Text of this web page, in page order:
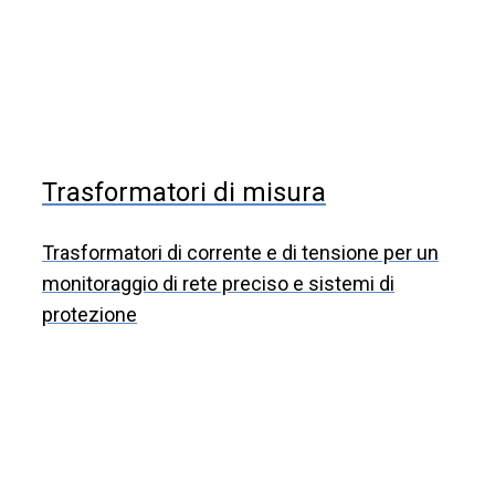
Trasformatori di misura
Trasformatori di corrente e di tensione per un
monitoraggio di rete preciso e sistemi di
protezione